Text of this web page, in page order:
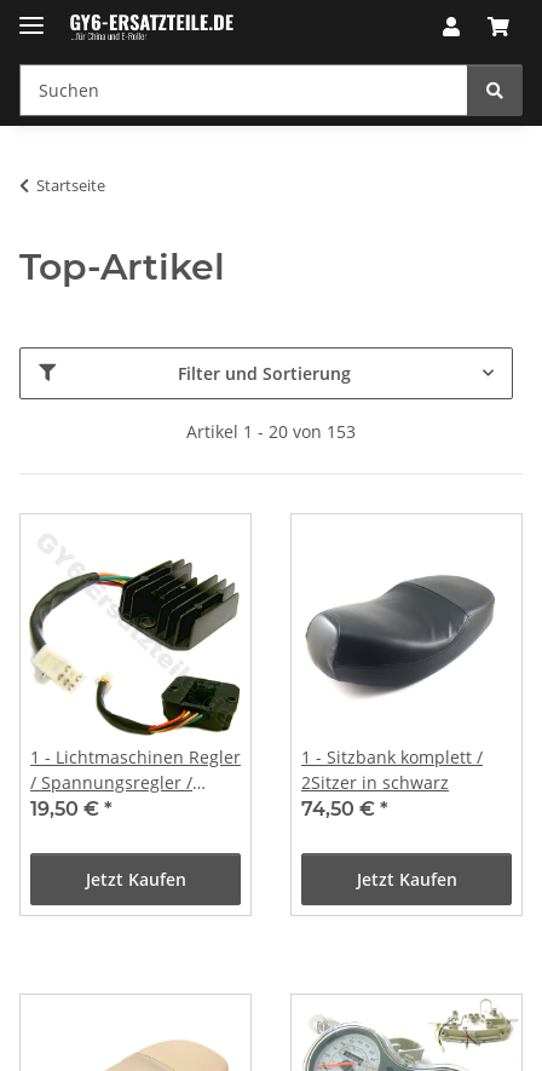
Startseite
Top-Artikel
Filter und Sortierung
Artikel 1 - 20 von 153
1 - Lichtmaschinen Regler
/ Spannungsregler /
Gleichrichter
19,50 € *
Jetzt Kaufen
1 - Sitzbank komplett /
2Sitzer in schwarz
74,50 € *
Jetzt Kaufen